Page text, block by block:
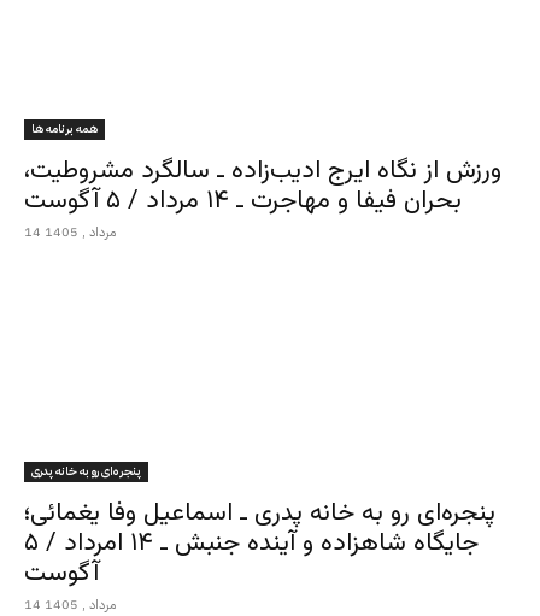
همه برنامه ها
ورزش از نگاه ایرج ادیب‌زاده ـ سالگرد مشروطیت،
بحران فیفا و مهاجرت ـ ۱۴ مرداد / ۵ آگوست
14 مرداد , 1405
پنجره‌ای رو به خانه پدری
پنجره‌ای رو به خانه پدری ـ اسماعیل وفا یغمائی؛
جایگاه شاهزاده و آینده جنبش ـ ۱۴ امرداد / ۵
آگوست
14 مرداد , 1405